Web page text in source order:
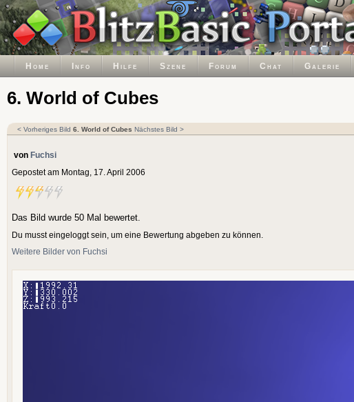
Home Info Hilfe Szene Forum Chat Galerie
6. World of Cubes
< Vorheriges Bild 6. World of Cubes Nächstes Bild >
von Fuchsi
Gepostet am Montag, 17. April 2006
Das Bild wurde 50 Mal bewertet.
Du musst eingeloggt sein, um eine Bewertung abgeben zu können.
Weitere Bilder von Fuchsi